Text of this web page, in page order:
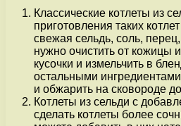
Классические котлеты из
приготовления таких
свежая сельдь, соль,
нужно очистить от кожицы
кусочки и измельчить в
остальными
и обжарить на сковороде
Котлеты из сельди с
сделать котлеты более